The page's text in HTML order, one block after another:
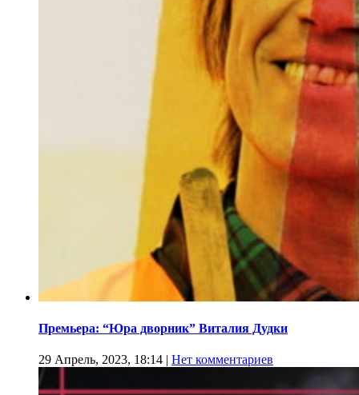
Премьера: “Юра дворник” Виталия Дудки
29 Апрель, 2023, 18:14 | Нет комментариев